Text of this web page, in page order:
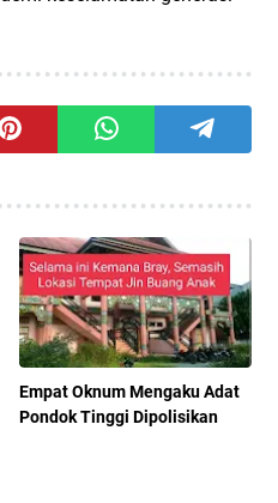
Empat Oknum Mengaku Adat
Pondok Tinggi Dipolisikan